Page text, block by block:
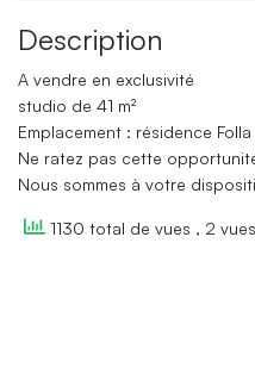
Description
A vendre en exclusivité
studio de 41 m²
Emplacement : résidence
Ne ratez pas cette
Nous sommes à votre
1130 total de vues , 2